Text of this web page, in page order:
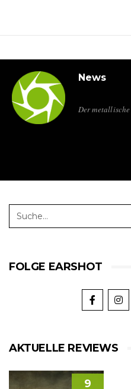
News
Der
FOLGE EARSHOT
AKTUELLE REVIEWS
9